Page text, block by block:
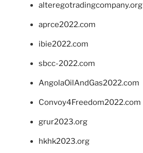
alteregotradingcompany.org
aprce2022.com
ibie2022.com
sbcc-2022.com
AngolaOilAndGas2022.com
Convoy4Freedom2022.com
grur2023.org
hkhk2023.org